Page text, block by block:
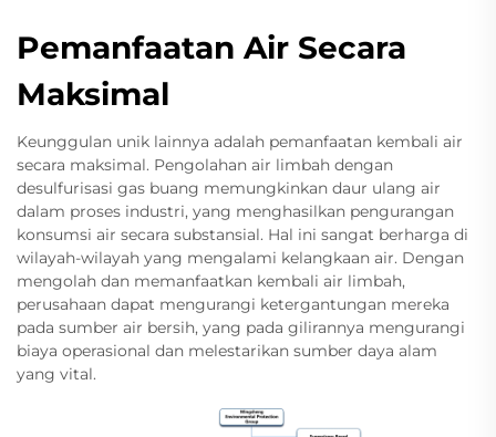
Pemanfaatan Air Secara
Maksimal
Keunggulan unik lainnya adalah pemanfaatan kembali air
secara maksimal. Pengolahan air limbah dengan
desulfurisasi gas buang memungkinkan daur ulang air
dalam proses industri, yang menghasilkan pengurangan
konsumsi air secara substansial. Hal ini sangat berharga di
wilayah-wilayah yang mengalami kelangkaan air. Dengan
mengolah dan memanfaatkan kembali air limbah,
perusahaan dapat mengurangi ketergantungan mereka
pada sumber air bersih, yang pada gilirannya mengurangi
biaya operasional dan melestarikan sumber daya alam
yang vital.